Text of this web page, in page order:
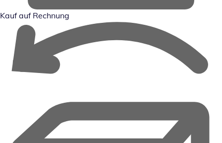
Kauf auf Rechnung